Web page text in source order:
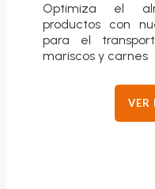
Optimiza el
productos con
para el
mariscos y carnes
VER